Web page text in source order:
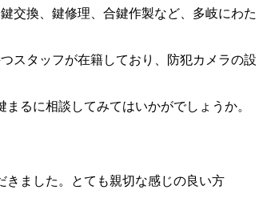
交換、鍵修理、合鍵作製など、多岐にわた
スタッフが在籍しており、防犯カメラの設
るに相談してみてはいかがでしょうか。
きました。とても親切な感じの良い方